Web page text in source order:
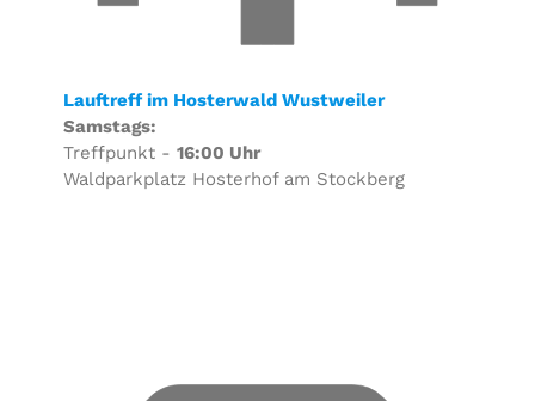
Lauftreff im Hosterwald Wustweiler
Samstags:
Treffpunkt - 16:00 Uhr
Waldparkplatz Hosterhof am Stockberg